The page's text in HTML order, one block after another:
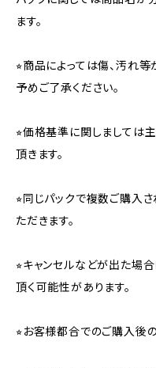
ます。
⭐︎商品によっては傷、汚れ等
予めご了承ください。
⭐︎価格基準に関しましては
頂きます。
⭐︎同じパックで複数ご購入
ただきます。
⭐︎キャンセルなどが出た場
頂く可能性があります。
⭐︎お客様都合でのご購入後